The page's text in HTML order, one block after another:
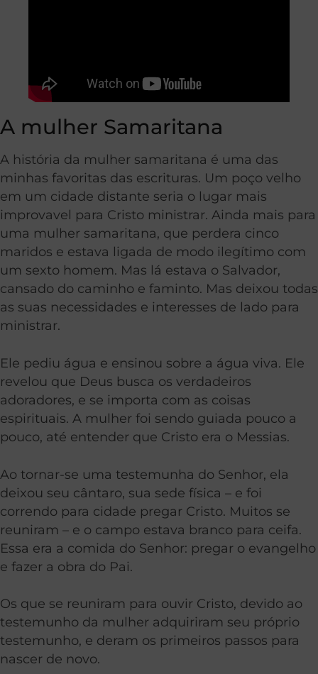
A mulher Samaritana
A história da mulher samaritana é uma das
minhas favoritas das escrituras. Um poço velho
em um cidade distante seria o lugar mais
improvavel para Cristo ministrar. Ainda mais para
uma mulher samaritana, que perdera cinco
maridos e estava ligada de modo ilegítimo com
um sexto homem. Mas lá estava o Salvador,
cansado do caminho e faminto. Mas deixou todas
as suas necessidades e interesses de lado para
ministrar.
Ele pediu água e ensinou sobre a água viva. Ele
revelou que Deus busca os verdadeiros
adoradores, e se importa com as coisas
espirituais. A mulher foi sendo guiada pouco a
pouco, até entender que Cristo era o Messias.
Ao tornar-se uma testemunha do Senhor, ela
deixou seu cântaro, sua sede física – e foi
correndo para cidade pregar Cristo. Muitos se
reuniram – e o campo estava branco para ceifa.
Essa era a comida do Senhor: pregar o evangelho
e fazer a obra do Pai.
Os que se reuniram para ouvir Cristo, devido ao
testemunho da mulher adquiriram seu próprio
testemunho, e deram os primeiros passos para
nascer de novo.